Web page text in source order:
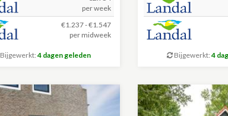
per week
€1.237 - €1.547
per midweek
Bijgewerkt:4 dagen geleden Bijgewerkt: 4